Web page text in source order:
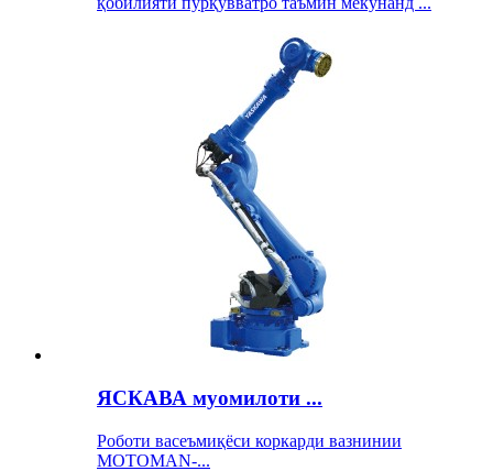
ЯСКАВА муомилоти ...
Роботи васеъмиқёси коркарди вазнинии
MOTOMAN-...